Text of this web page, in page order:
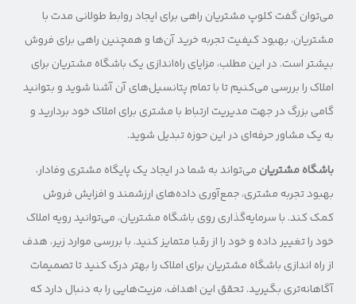
می‌توان گفت کلوپ مشتریان راهی برای ایجاد روابط طولانی مدت با
مشتریان، بهبود کیفیت تجربه خرید آن‌ها و همچنین راهی برای فروش
بیشتر است. در این مطلب، مزایای راه‌اندازی یک باشگاه مشتریان برای
املاک را بررسی می‌کنیم تا با تمام پتانسیل‌های آن آشنا شوید و بتوانید
گامی بزرگ در جهت مدیریت ارتباط با مشتری برای املاک خود بردارید و
به یک مشاور حرفه‌ای در این حوزه تبدیل شوید.
باشگاه مشتریان می‌تواند به شما در ایجاد یک پایگاه مشتری وفادار،
بهبود تجربه مشتری، جمع‌آوری داده‌های ارزشمند و افزایش فروش
کمک کند. با سرمایه‌گذاری روی باشگاه مشتریان، می‌توانید رویه املاک
خود را تغییر داده و خود را از رقبا متمایز کنید. با بررسی موارد زیر، هدف
از راه اندازی باشگاه مشتریان برای املاک را بهتر درک کنید تا تصمیمات
آگاهانه‌تری بگیرید. تحقق این اهداف، مزیت‌هایی را به دنبال دارد که